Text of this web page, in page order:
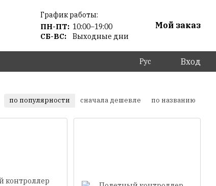
График работы:
ПН-ПТ: 10:00–19:00
СБ-ВС:
Выходные дни
Мой заказ
Рус Вход
по популярности сначала дешевле по названию